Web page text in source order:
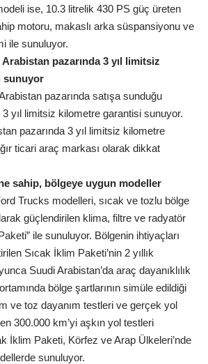
ise, 10.3 litrelik 430 PS güç üreten
motoru, makaslı arka süspansiyonu ve
ile sunuluyor.
pazarında 3 yıl limitsiz
sunuyor
pazarında satışa sunduğu
yıl limitsiz kilometre garantisi sunuyor.
pazarında 3 yıl limitsiz kilometre
ticari araç markası olarak dikkat
sahip, bölgeye uygun modeller
Trucks modelleri, sıcak ve tozlu bölge
güçlendirilen klima, filtre ve radyatör
ile sunuluyor. Bölgenin ihtiyaçları
Sıcak İklim Paketi’nin 2 yıllık
Suudi Arabistan’da araç dayanıklılık
bölge şartlarının simüle edildiği
ve toz dayanım testleri ve gerçek yol
300.000 km’yi aşkın yol testleri
İklim Paketi, Körfez ve Arap Ülkeleri’nde
sunuluyor.